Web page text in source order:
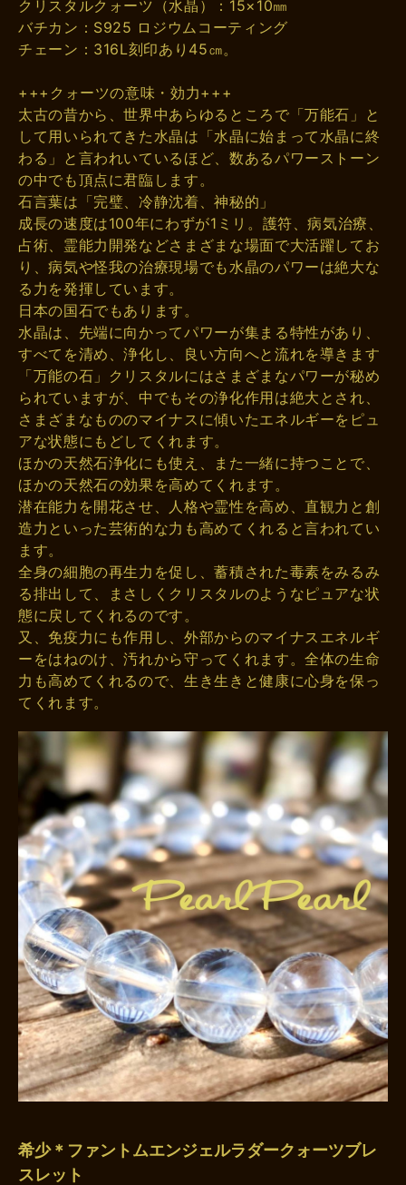
クリスタルクォーツ（水晶）：15×10㎜
バチカン：S925 ロジウムコーティング
チェーン：316L刻印あり45㎝。
+++クォーツの意味・効力+++
太古の昔から、世界中あらゆるところで「万能石」と
して用いられてきた水晶は「水晶に始まって水晶に終
わる」と言われいているほど、数あるパワーストーン
の中でも頂点に君臨します。
石言葉は「完璧、冷静沈着、神秘的」
成長の速度は100年にわずが1ミリ。護符、病気治療、
占術、霊能力開発などさまざまな場面で大活躍してお
り、病気や怪我の治療現場でも水晶のパワーは絶大な
る力を発揮しています。
日本の国石でもあります。
水晶は、先端に向かってパワーが集まる特性があり、
すべてを清め、浄化し、良い方向へと流れを導きます
「万能の石」クリスタルにはさまざまなパワーが秘め
られていますが、中でもその浄化作用は絶大とされ、
さまざまなもののマイナスに傾いたエネルギーをピュ
アな状態にもどしてくれます。
ほかの天然石浄化にも使え、また一緒に持つことで、
ほかの天然石の効果を高めてくれます。
潜在能力を開花させ、人格や霊性を高め、直観力と創
造力といった芸術的な力も高めてくれると言われてい
ます。
全身の細胞の再生力を促し、蓄積された毒素をみるみ
る排出して、まさしくクリスタルのようなピュアな状
態に戻してくれるのです。
又、免疫力にも作用し、外部からのマイナスエネルギ
ーをはねのけ、汚れから守ってくれます。全体の生命
力も高めてくれるので、生き生きと健康に心身を保っ
てくれます。
希少＊ファントムエンジェルラダークォーツブレ
スレット